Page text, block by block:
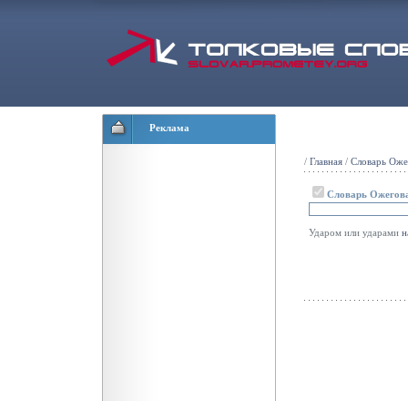
Реклама
/ Главная / Словарь
Словарь
Ударом или ударами